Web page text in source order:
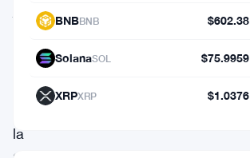
juridique
entre
Ripple
Labs
la
BNBBNB $602.38
SolanaSOL $75.9959
XRPXRP $1.0376